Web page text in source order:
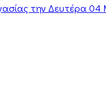
την Δευτέρα